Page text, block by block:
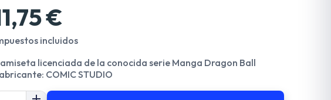
€
incluidos
licenciada de la conocida serie Manga Dragon Ball
COMIC STUDIO